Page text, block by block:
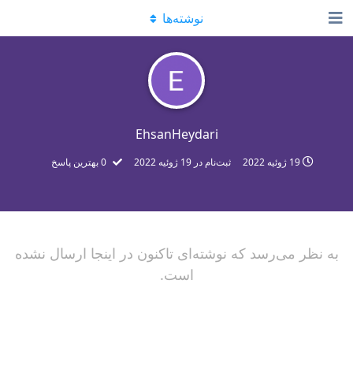
EhsanHeydari
19 ژوئیه 2022 ثبت‌نام در 19 ژوئیه 2022 0بهترین پاسخ
نوشته‌ها
به نظر می‌رسد که نوشته‌ای تاکنون در اینجا ارسال نشده
است.